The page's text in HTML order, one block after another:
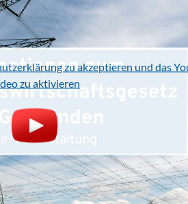
zu akzeptieren und das
zu aktivieren